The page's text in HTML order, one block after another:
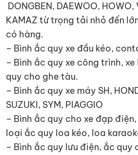
DONGBEN, DAEWOO, HOWO,
KAMAZ từ trọng tải nhỏ đến
có hàng.
– Bình ắc quy xe đầu kéo,
– Bình ắc quy xe công trình,
quy cho ghe tàu.
– Bình ắc quy xe máy SH,
SUZUKI, SYM, PIAGGIO
– Bình ắc quy cho xe đạp
loại ắc quy loa kéo, loa
– Bình ắc quy lưu điện, ắc quy